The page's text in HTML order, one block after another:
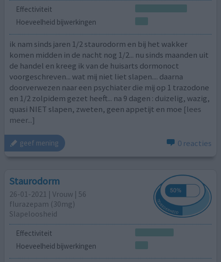
Effectiviteit
Hoeveelheid bijwerkingen
ik nam sinds jaren 1/2 staurodorm en bij het wakker
komen midden in de nacht nog 1/2... nu sinds maanden uit
de handel en kreeg ik van de huisarts dormonoct
voorgeschreven... wat mij niet liet slapen.... daarna
doorverwezen naar een psychiater die mij op 1 trazodone
en 1/2 zolpidem gezet heeft... na 9 dagen : duizelig, wazig,
quasi NIET slapen, zweten, geen appetijt en moe [lees
meer...]
geef mening 0 reacties
Staurodorm
26-01-2021 | Vrouw | 56
flurazepam (30mg)
Slapeloosheid
Effectiviteit
Hoeveelheid bijwerkingen